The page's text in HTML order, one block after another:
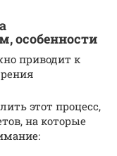
особенности
приводит к
этот процесс,
на которые